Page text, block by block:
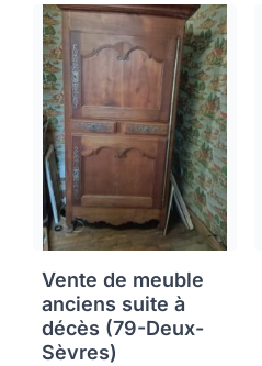
Vente de meuble
anciens suite à
décès (79-Deux-
Sèvres)